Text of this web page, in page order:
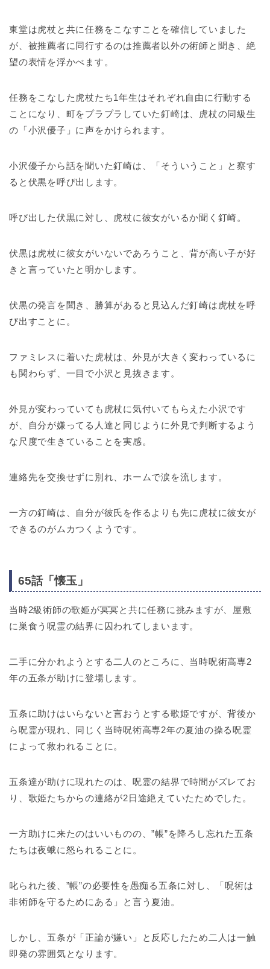
東堂は虎杖と共に任務をこなすことを確信していました
が、被推薦者に同行するのは推薦者以外の術師と聞き、絶
望の表情を浮かべます。
任務をこなした虎杖たち1年生はそれぞれ自由に行動する
ことになり、町をプラプラしていた釘崎は、虎杖の同級生
の「小沢優子」に声をかけられます。
小沢優子から話を聞いた釘崎は、「そういうこと」と察す
ると伏黒を呼び出します。
呼び出した伏黒に対し、虎杖に彼女がいるか聞く釘崎。
伏黒は虎杖に彼女がいないであろうこと、背が高い子が好
きと言っていたと明かします。
伏黒の発言を聞き、勝算があると見込んだ釘崎は虎杖を呼
び出すことに。
ファミレスに着いた虎杖は、外見が大きく変わっているに
も関わらず、一目で小沢と見抜きます。
外見が変わっていても虎杖に気付いてもらえた小沢です
が、自分が嫌ってる人達と同じように外見で判断するよう
な尺度で生きていることを実感。
連絡先を交換せずに別れ、ホームで涙を流します。
一方の釘崎は、自分が彼氏を作るよりも先に虎杖に彼女が
できるのがムカつくようです。
65話「懐玉」
当時2級術師の歌姫が冥冥と共に任務に挑みますが、屋敷
に巣食う呪霊の結界に囚われてしまいます。
二手に分かれようとする二人のところに、当時呪術高専2
年の五条が助けに登場します。
五条に助けはいらないと言おうとする歌姫ですが、背後か
ら呪霊が現れ、同じく当時呪術高専2年の夏油の操る呪霊
によって救われることに。
五条達が助けに現れたのは、呪霊の結界で時間がズレてお
り、歌姫たちからの連絡が2日途絶えていたためでした。
一方助けに来たのはいいものの、”帳”を降ろし忘れた五条
たちは夜蛾に怒られることに。
叱られた後、”帳”の必要性を愚痴る五条に対し、「呪術は
非術師を守るためにある」と言う夏油。
しかし、五条が「正論が嫌い」と反応したため二人は一触
即発の雰囲気となります。